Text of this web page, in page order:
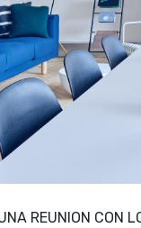
REUNION CON